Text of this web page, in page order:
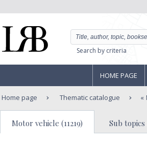
Search by criteria
HOME PAGE
Home page Thematic catalogue
Motor vehicle (11219) Sub topics